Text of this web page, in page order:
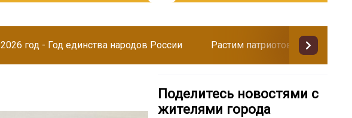
2026 год - Год единства народов России Растим патриотов
Поделитесь новостями с
жителями города